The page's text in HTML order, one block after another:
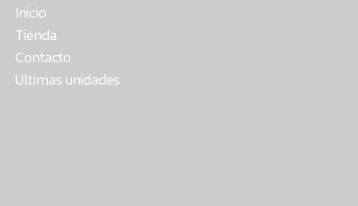
Inicio
Tienda
Contacto
Ultimas unidades